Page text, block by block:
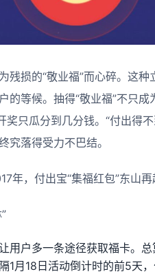
残损的“敬业福”而心碎。这
的等候。抽得“敬业福”不只
奖只瓜分到几分钱。“付出得
究落得受力不巴结。
年，付出宝“集福红包”东山
用户多一条途径获取福卡。
1月18日活动倒计时的前5天